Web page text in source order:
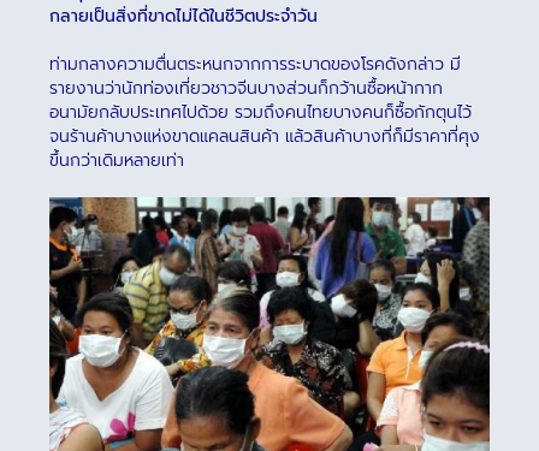
กลายเป็นสิ่งที่ขาดไม่ได้ในชีวิตประจำวัน
ท่ามกลางความตื่นตระหนกจากการระบาดของโรคดังกล่าว มี
รายงานว่านักท่องเที่ยวชาวจีนบางส่วนก็กว้านซื้อหน้ากาก
อนามัยกลับประเทศไปด้วย รวมถึงคนไทยบางคนก็ซื้อกักตุนไว้
จนร้านค้าบางแห่งขาดแคลนสินค้า แล้วสินค้าบางที่ก็มีราคาที่ศุง
ขึ้นกว่าเดิมหลายเท่า